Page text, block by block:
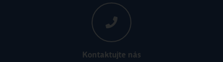
Kontaktujte nás